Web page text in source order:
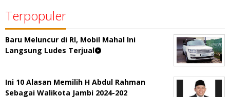
Terpopuler
Baru Meluncur di RI, Mobil Mahal Ini
Langsung Ludes Terjual
Ini 10 Alasan Memilih H Abdul Rahman
Sebagai Walikota Jambi 2024-202